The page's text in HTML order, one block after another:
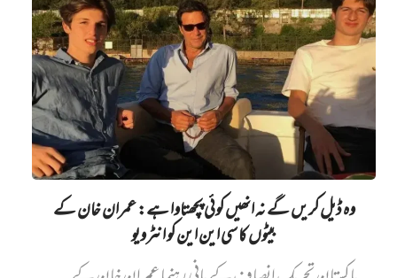
وہ ڈیل کریں گے نہ انھیں کوئی پچھتاوا ہے: عمران خان کے
بیٹوں کا سی این این کو انٹرویو